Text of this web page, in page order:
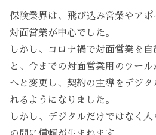
保険業界は、飛び込み営業やアポ
対面営業が中心でした。
しかし、コロナ禍で対面営業を
と、今までの対面営業用のツー
へと変更し、契約の主導をデジ
れるようになりました。
しかし、デジタルだけではなく